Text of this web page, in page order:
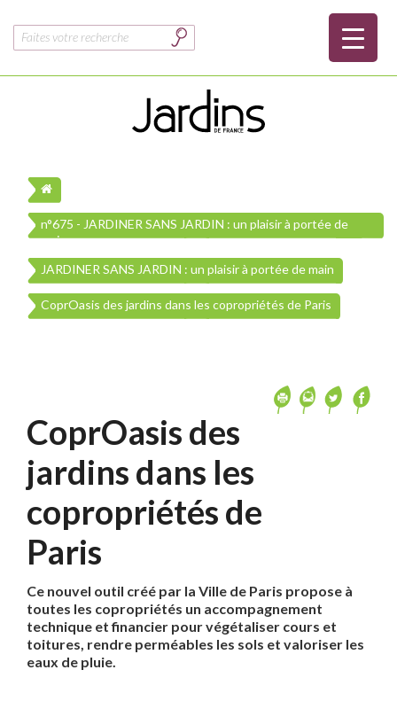
Rechercher :
n°675 - JARDINER SANS JARDIN : un plaisir à portée de
main
JARDINER SANS JARDIN : un plaisir à portée de main
CoprOasis des jardins dans les copropriétés de Paris
CoprOasis des
jardins dans les
copropriétés de
Paris
Ce nouvel outil créé par la Ville de Paris propose à
toutes les copropriétés un accompagnement
technique et financier pour végétaliser cours et
toitures, rendre perméables les sols et valoriser les
eaux de pluie.